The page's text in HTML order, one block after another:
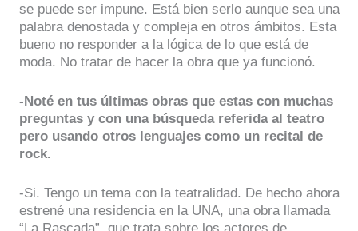
se puede ser impune. Está bien serlo aunque sea una
palabra denostada y compleja en otros ámbitos. Esta
bueno no responder a la lógica de lo que está de
moda. No tratar de hacer la obra que ya funcionó.
-Noté en tus últimas obras que estas con muchas
preguntas y con una búsqueda referida al teatro
pero usando otros lenguajes como un recital de
rock.
-Si. Tengo un tema con la teatralidad. De hecho ahora
estrené una residencia en la UNA, una obra llamada